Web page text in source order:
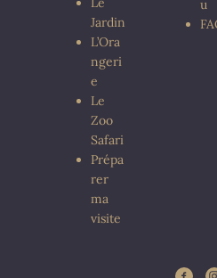
Jardin
L’Ora
ngeri
e
Le
Zoo
Safari
Prépa
rer
ma
visite
u